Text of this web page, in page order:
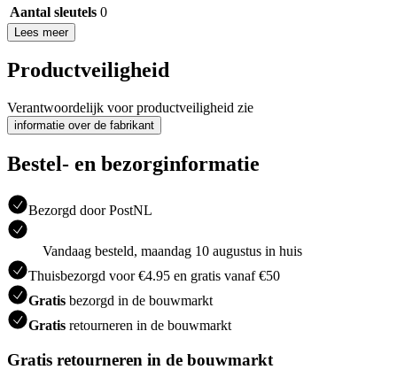
Aantal sleutels 0
Lees meer
Productveiligheid
Verantwoordelijk voor productveiligheid zie
informatie over de fabrikant
Bestel- en bezorginformatie
Bezorgd door PostNL
Vandaag besteld, maandag 10 augustus in huis
Thuisbezorgd voor €4.95 en gratis vanaf €50
Gratis bezorgd in de bouwmarkt
Gratis retourneren in de bouwmarkt
Gratis retourneren in de bouwmarkt